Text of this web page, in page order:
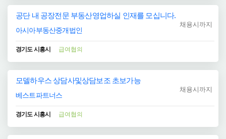
공단 내 공장전문 부동산영업하실 인재를 모십니다.
아시아부동산중개법인
채용시까지
경기도 시흥시 급여협의
모델하우스 상담사및상담보조 초보가능
베스트파트너스
채용시까지
경기도 시흥시 급여협의